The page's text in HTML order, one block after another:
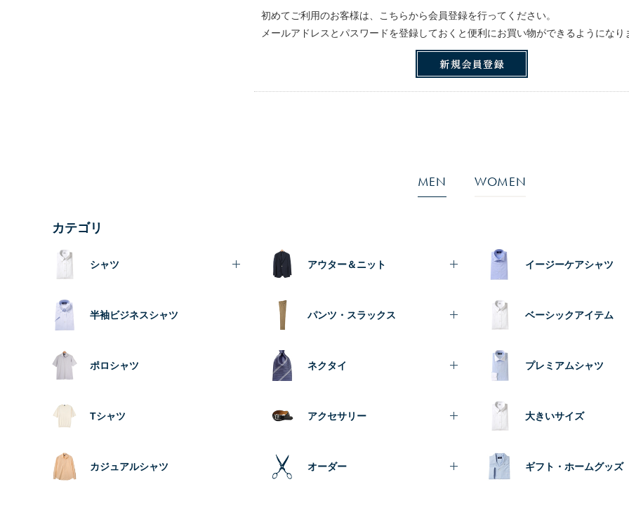
初めてご利用のお客様は、こちらから会員登録を行ってください。
メールアドレスとパスワードを登録しておくと便利にお買い物ができるようになり
MEN WOMEN
カテゴリ
シャツ
半袖ビジネスシャツ
ポロシャツ
Tシャツ
カジュアルシャツ
アウター＆ニット
パンツ・スラックス
ネクタイ
アクセサリー
オーダー
イージーケアシャツ
ベーシックアイテム
プレミアムシャツ
大きいサイズ
ギフト・ホームグッズ